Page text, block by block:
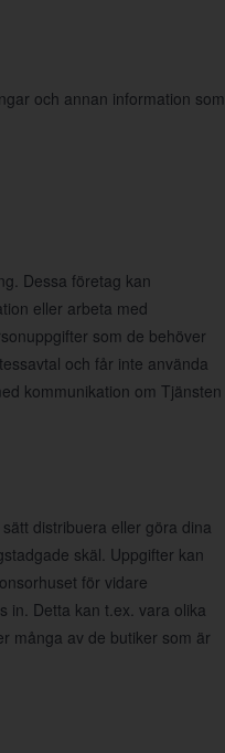
och annan information som
Dessa företag kan
eller arbeta med
som de behöver
och får inte använda
kommunikation om Tjänsten
distribuera eller göra dina
skäl. Uppgifter kan
för vidare
in. Detta kan t.ex. vara olika
många av de butiker som är